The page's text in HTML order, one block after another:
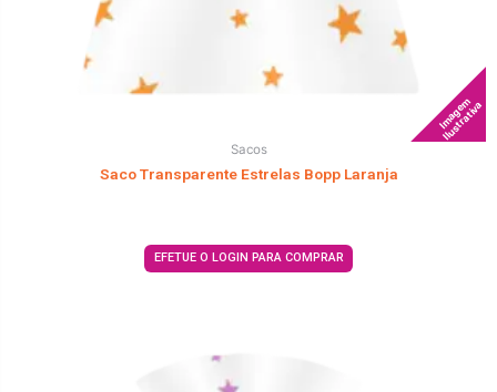
Imagem
Ilustrativa
Sacos
Saco Transparente Estrelas Bopp Laranja
EFETUE O LOGIN PARA COMPRAR